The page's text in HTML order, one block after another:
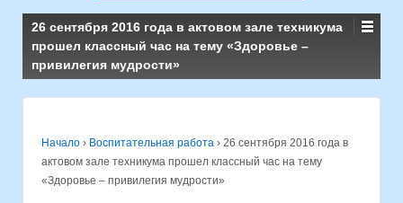
26 сентября 2016 года в актовом зале техникума
прошел классный час на тему «Здоровье –
привилегия мудрости»
Начало › Воспитательная работа › 26 сентября 2016 года в
актовом зале техникума прошел классный час на тему
«Здоровье – привилегия мудрости»